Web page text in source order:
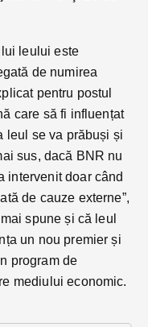
leului este
de numirea
pentru postul
care să fi influențat
leul se va prăbuși și
sus, dacă BNR nu
intervenit doar când
de cauze externe”,
spune și că leul
un nou premier și
program de
mediului economic.